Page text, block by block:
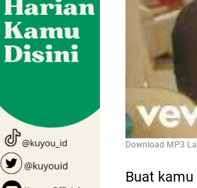
Download MP3
Buat kamu